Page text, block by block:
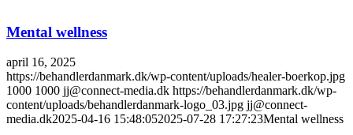
Mental wellness
april 16, 2025
https://behandlerdanmark.dk/wp-content/uploads/healer-boerkop.jpg
1000 1000 jj@connect-media.dk https://behandlerdanmark.dk/wp-
content/uploads/behandlerdanmark-logo_03.jpg jj@connect-
media.dk2025-04-16 15:48:052025-07-28 17:27:23Mental wellness